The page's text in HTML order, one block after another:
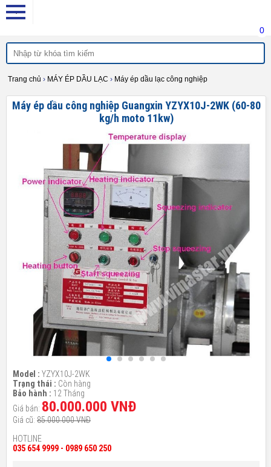
0
Trang chủ › MÁY ÉP DẦU LẠC › Máy ép dầu lạc công nghiệp
Máy ép dầu công nghiệp Guangxin YZYX10J-2WK (60-80
kg/h moto 11kw)
Model : YZYX10J-2WK
Trạng thái : Còn hàng
Bảo hành : 12 Tháng
Giá bán: 80.000.000 VNĐ
Giá cũ: 85.000.000 VNĐ
HOTLINE
035 654 9999 - 0989 650 250